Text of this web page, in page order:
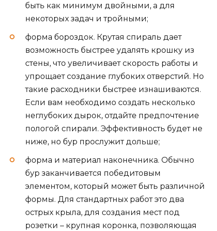
быть как минимум двойными, а для
некоторых задач и тройными;
форма бороздок. Крутая спираль дает
возможность быстрее удалять крошку из
стены, что увеличивает скорость работы и
упрощает создание глубоких отверстий. Но
такие расходники быстрее изнашиваются.
Если вам необходимо создать несколько
неглубоких дырок, отдайте предпочтение
пологой спирали. Эффективность будет не
ниже, но бур прослужит дольше;
форма и материал наконечника. Обычно
бур заканчивается победитовым
элементом, который может быть различной
формы. Для стандартных работ это два
острых крыла, для создания мест под
розетки – крупная коронка, позволяющая